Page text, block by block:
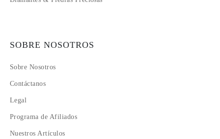
SOBRE NOSOTROS
Sobre Nosotros
Contáctanos
Legal
Programa de Afiliados
Nuestros Artículos